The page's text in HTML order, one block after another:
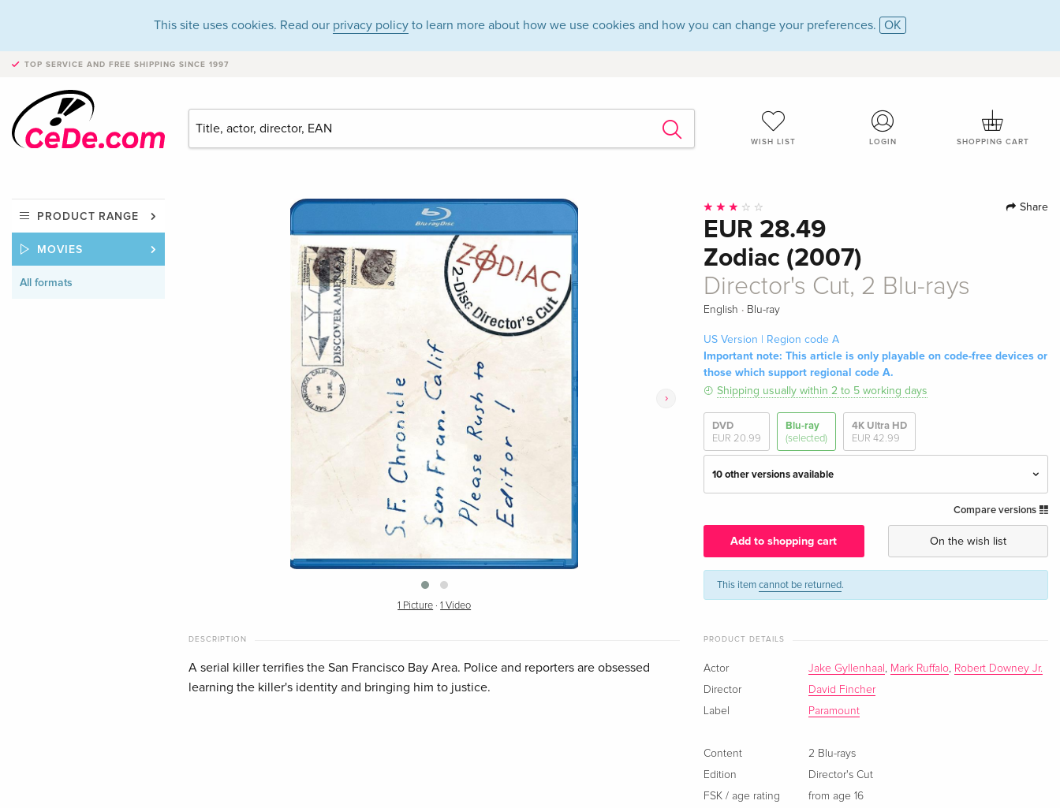
This site uses cookies. Read our privacy policy to learn more about how we use cookies and how you can change your preferences. OK
TOP SERVICE AND FREE SHIPPING SINCE 1997
WISH LIST LOGIN SHOPPING CART
PRODUCT RANGE
MOVIES
All formats
›
1 Picture ·1 Video
Share
EUR 28.49
Zodiac (2007)
Director's Cut, 2 Blu-rays
English · Blu-ray
US Version | Region code A
Important note: This article is only playable on code-free devices or
those which support regional code A.
Shipping usually within 2 to 5 working days
DVD
EUR 20.99
Blu-ray
(selected)
4K Ultra HD
EUR 42.99
10 other versions available
English · UK Version
EUR 42.99
Director's Cut, 2 Blu-rays — (selected)
English · US Version
EUR 28.49
English · US Version
Director's Cut, 2 Blu-rays
English · US Version
Sold out
German
Compare versions
Add to shopping cart On the wish list
This itemcannot be returned.
DESCRIPTION
A serial killer terrifies the San Francisco Bay Area. Police and reporters are obsessed
learning the killer's identity and bringing him to justice.
PRODUCT DETAILS
Actor Jake Gyllenhaal , Mark Ruffalo, Robert Downey Jr.
Director
David Fincher
Label
Paramount
Content
2 Blu-rays
Edition
Director's Cut
FSK / age rating
from age 16